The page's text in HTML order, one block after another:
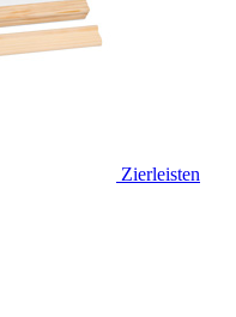
Zierleisten